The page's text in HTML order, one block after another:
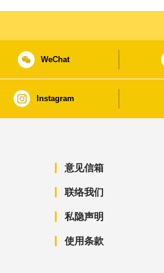
WeChat
Instagram
意见信箱
联络我们
私隐声明
使用条款